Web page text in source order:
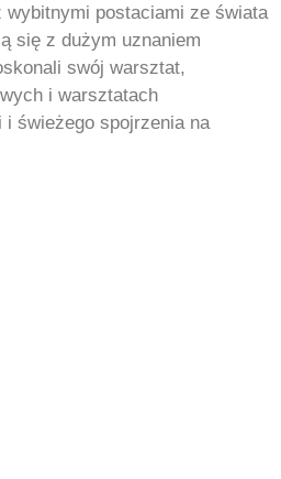
wybitnymi postaciami ze świata
się z dużym uznaniem
swój warsztat,
i warsztatach
świeżego spojrzenia na